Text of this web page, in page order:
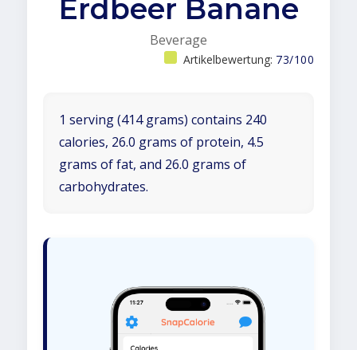
Erdbeer Banane
Beverage
Artikelbewertung: 73/100
1 serving (414 grams) contains 240
calories, 26.0 grams of protein, 4.5
grams of fat, and 26.0 grams of
carbohydrates.